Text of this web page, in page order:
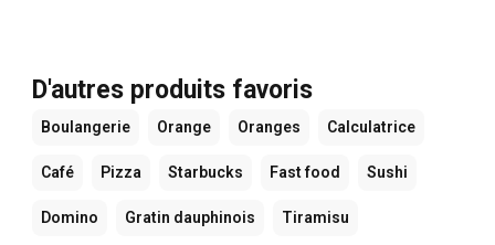
D'autres produits favoris
Boulangerie Orange Oranges Calculatrice
Café Pizza Starbucks Fast food Sushi
Domino Gratin dauphinois Tiramisu